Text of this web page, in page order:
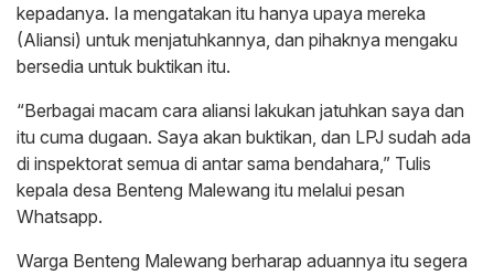
kepadanya. Ia mengatakan itu hanya upaya mereka
(Aliansi) untuk menjatuhkannya, dan pihaknya mengaku
bersedia untuk buktikan itu.
“Berbagai macam cara aliansi lakukan jatuhkan saya dan
itu cuma dugaan. Saya akan buktikan, dan LPJ sudah ada
di inspektorat semua di antar sama bendahara,” Tulis
kepala desa Benteng Malewang itu melalui pesan
Whatsapp.
Warga Benteng Malewang berharap aduannya itu segera